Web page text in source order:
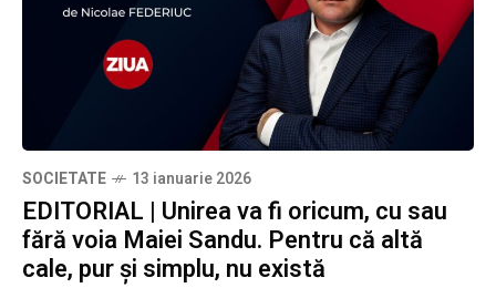
SOCIETATE 13 ianuarie 2026
EDITORIAL | Unirea va fi oricum, cu sau
fără voia Maiei Sandu. Pentru că altă
cale, pur și simplu, nu există